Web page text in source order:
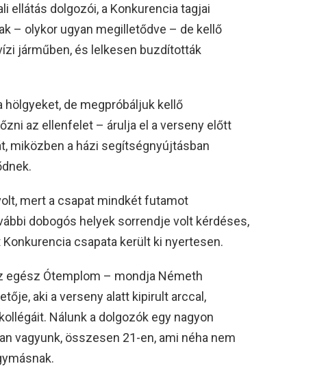
ellátás dolgozói, a Konkurencia tagjai
– olykor ugyan megilletődve – de kellő
járműben, és lelkesen buzdították
de megpróbáljuk kellő
az ellenfelet – árulja el a verseny előtt
miközben a házi segítségnyújtásban
mert a csapat mindkét futamot
dobogós helyek sorrendje volt kérdéses,
csapata került ki nyertesen.
egész Ótemplom – mondja Németh
aki a verseny alatt kipirult arccal,
Nálunk a dolgozók egy nagyon
vagyunk, összesen 21-en, ami néha nem